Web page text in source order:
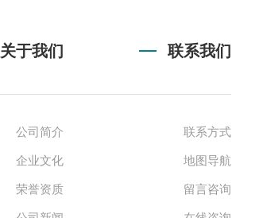
关于我们 联系我们
公司简介
企业文化
荣誉资质
联系方式
地图导航
留言咨询